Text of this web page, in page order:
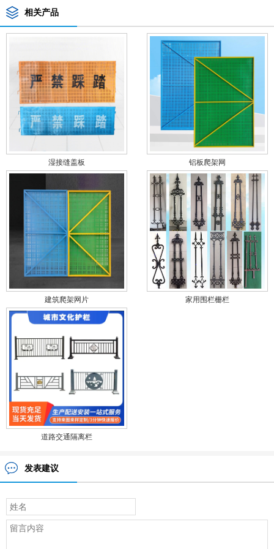
相关产品
湿接缝盖板 铝板爬架网
建筑爬架网片 家用围栏栅栏
道路交通隔离栏
发表建议